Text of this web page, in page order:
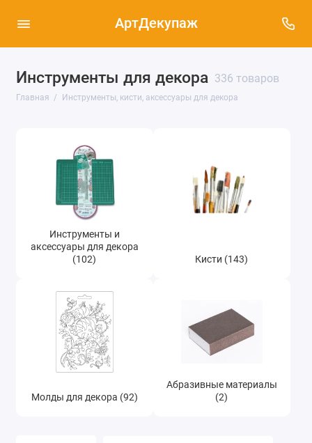
АртДекупаж
Инструменты для декора 336 товаров
Главная Инструменты, кисти, аксессуары для декора
Молды для декора (92)
Абразивные материалы (2)
Инструменты и
аксессуары для декора
(102)
Кисти (143)
Молды для декора (92)
Абразивные материалы
(2)